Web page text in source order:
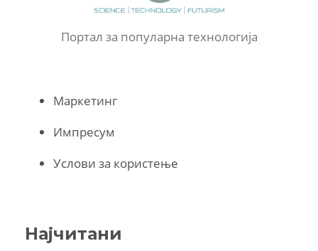
Портал за популарна технологија
Маркетинг
Импресум
Услови за користење
Најчитани